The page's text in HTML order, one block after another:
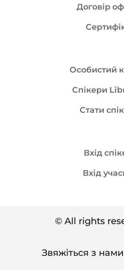
Договір
Особистий
Спікери
Стати
Вхід
Вхід
© All rights
Звяжіться з нами